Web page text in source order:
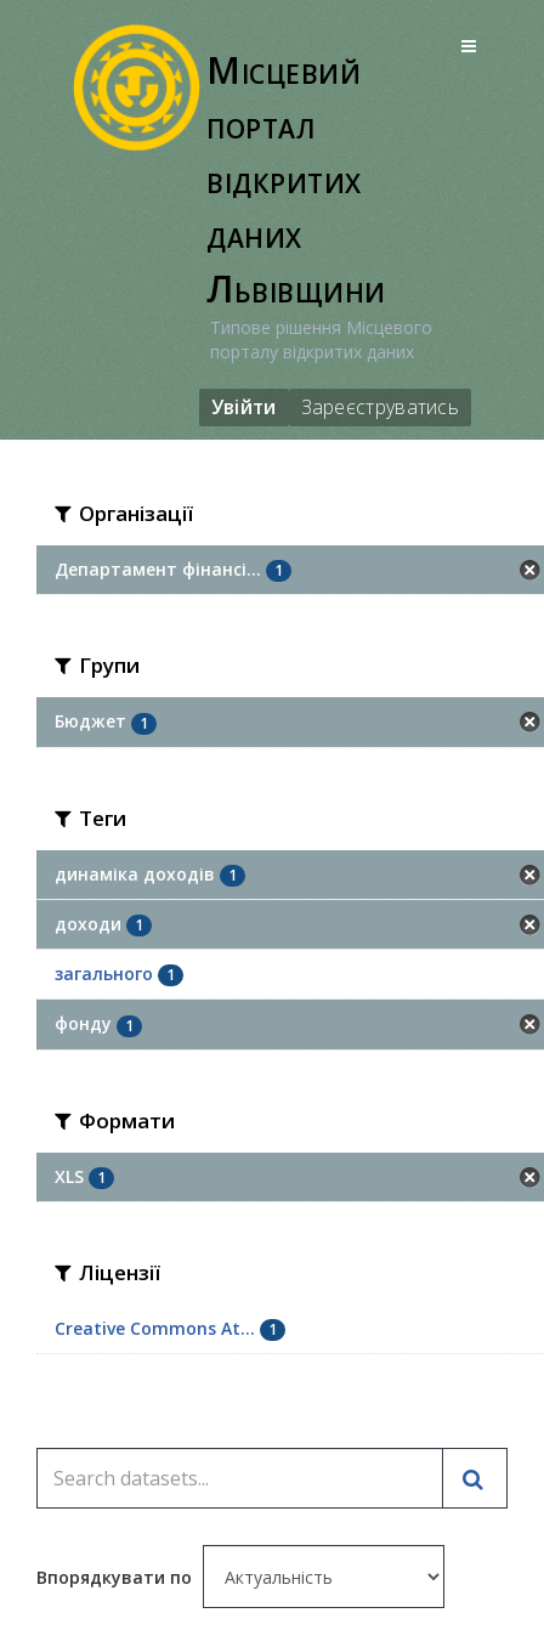
Місцевий
портал
відкритих
даних
Львівщини
Типове рішення Місцевого
порталу відкритих даних
Увійти Зареєструватись
Організації
Департамент фінансі... 1
Групи
Бюджет 1
Теги
динаміка доходів 1
доходи 1
загального 1
фонду 1
Формати
XLS 1
Ліцензії
Creative Commons At... 1
Впорядкувати по